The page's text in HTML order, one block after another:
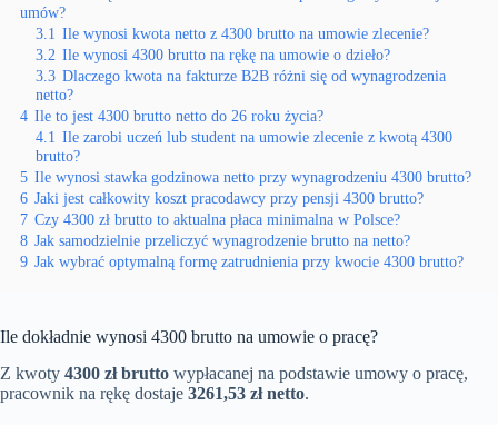
umów?
3.1 Ile wynosi kwota netto z 4300 brutto na umowie zlecenie?
3.2 Ile wynosi 4300 brutto na rękę na umowie o dzieło?
3.3 Dlaczego kwota na fakturze B2B różni się od wynagrodzenia
netto?
4 Ile to jest 4300 brutto netto do 26 roku życia?
4.1 Ile zarobi uczeń lub student na umowie zlecenie z kwotą 4300
brutto?
5 Ile wynosi stawka godzinowa netto przy wynagrodzeniu 4300 brutto?
6 Jaki jest całkowity koszt pracodawcy przy pensji 4300 brutto?
7 Czy 4300 zł brutto to aktualna płaca minimalna w Polsce?
8 Jak samodzielnie przeliczyć wynagrodzenie brutto na netto?
9 Jak wybrać optymalną formę zatrudnienia przy kwocie 4300 brutto?
Ile dokładnie wynosi 4300 brutto na umowie o pracę?
Z kwoty 4300 zł brutto wypłacanej na podstawie umowy o pracę,
pracownik na rękę dostaje 3261,53 zł netto.